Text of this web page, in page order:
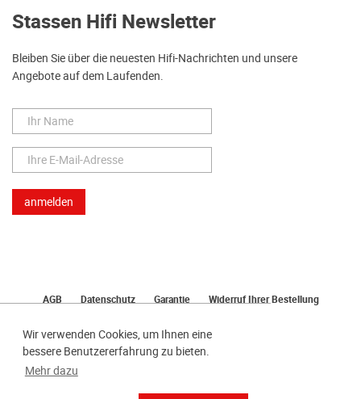
Wir verwenden Cookies, um Ihnen eine
bessere Benutzererfahrung zu bieten.
Mehr dazu
Stassen Hifi Newsletter
Bleiben Sie über die neuesten Hifi-Nachrichten und unsere
Angebote auf dem Laufenden.
AGB Datenschutz Garantie
Widerruf Ihrer Bestellung